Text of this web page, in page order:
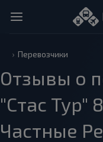
Перевозчики
Отзывы о
"Стас Тур"
Частные